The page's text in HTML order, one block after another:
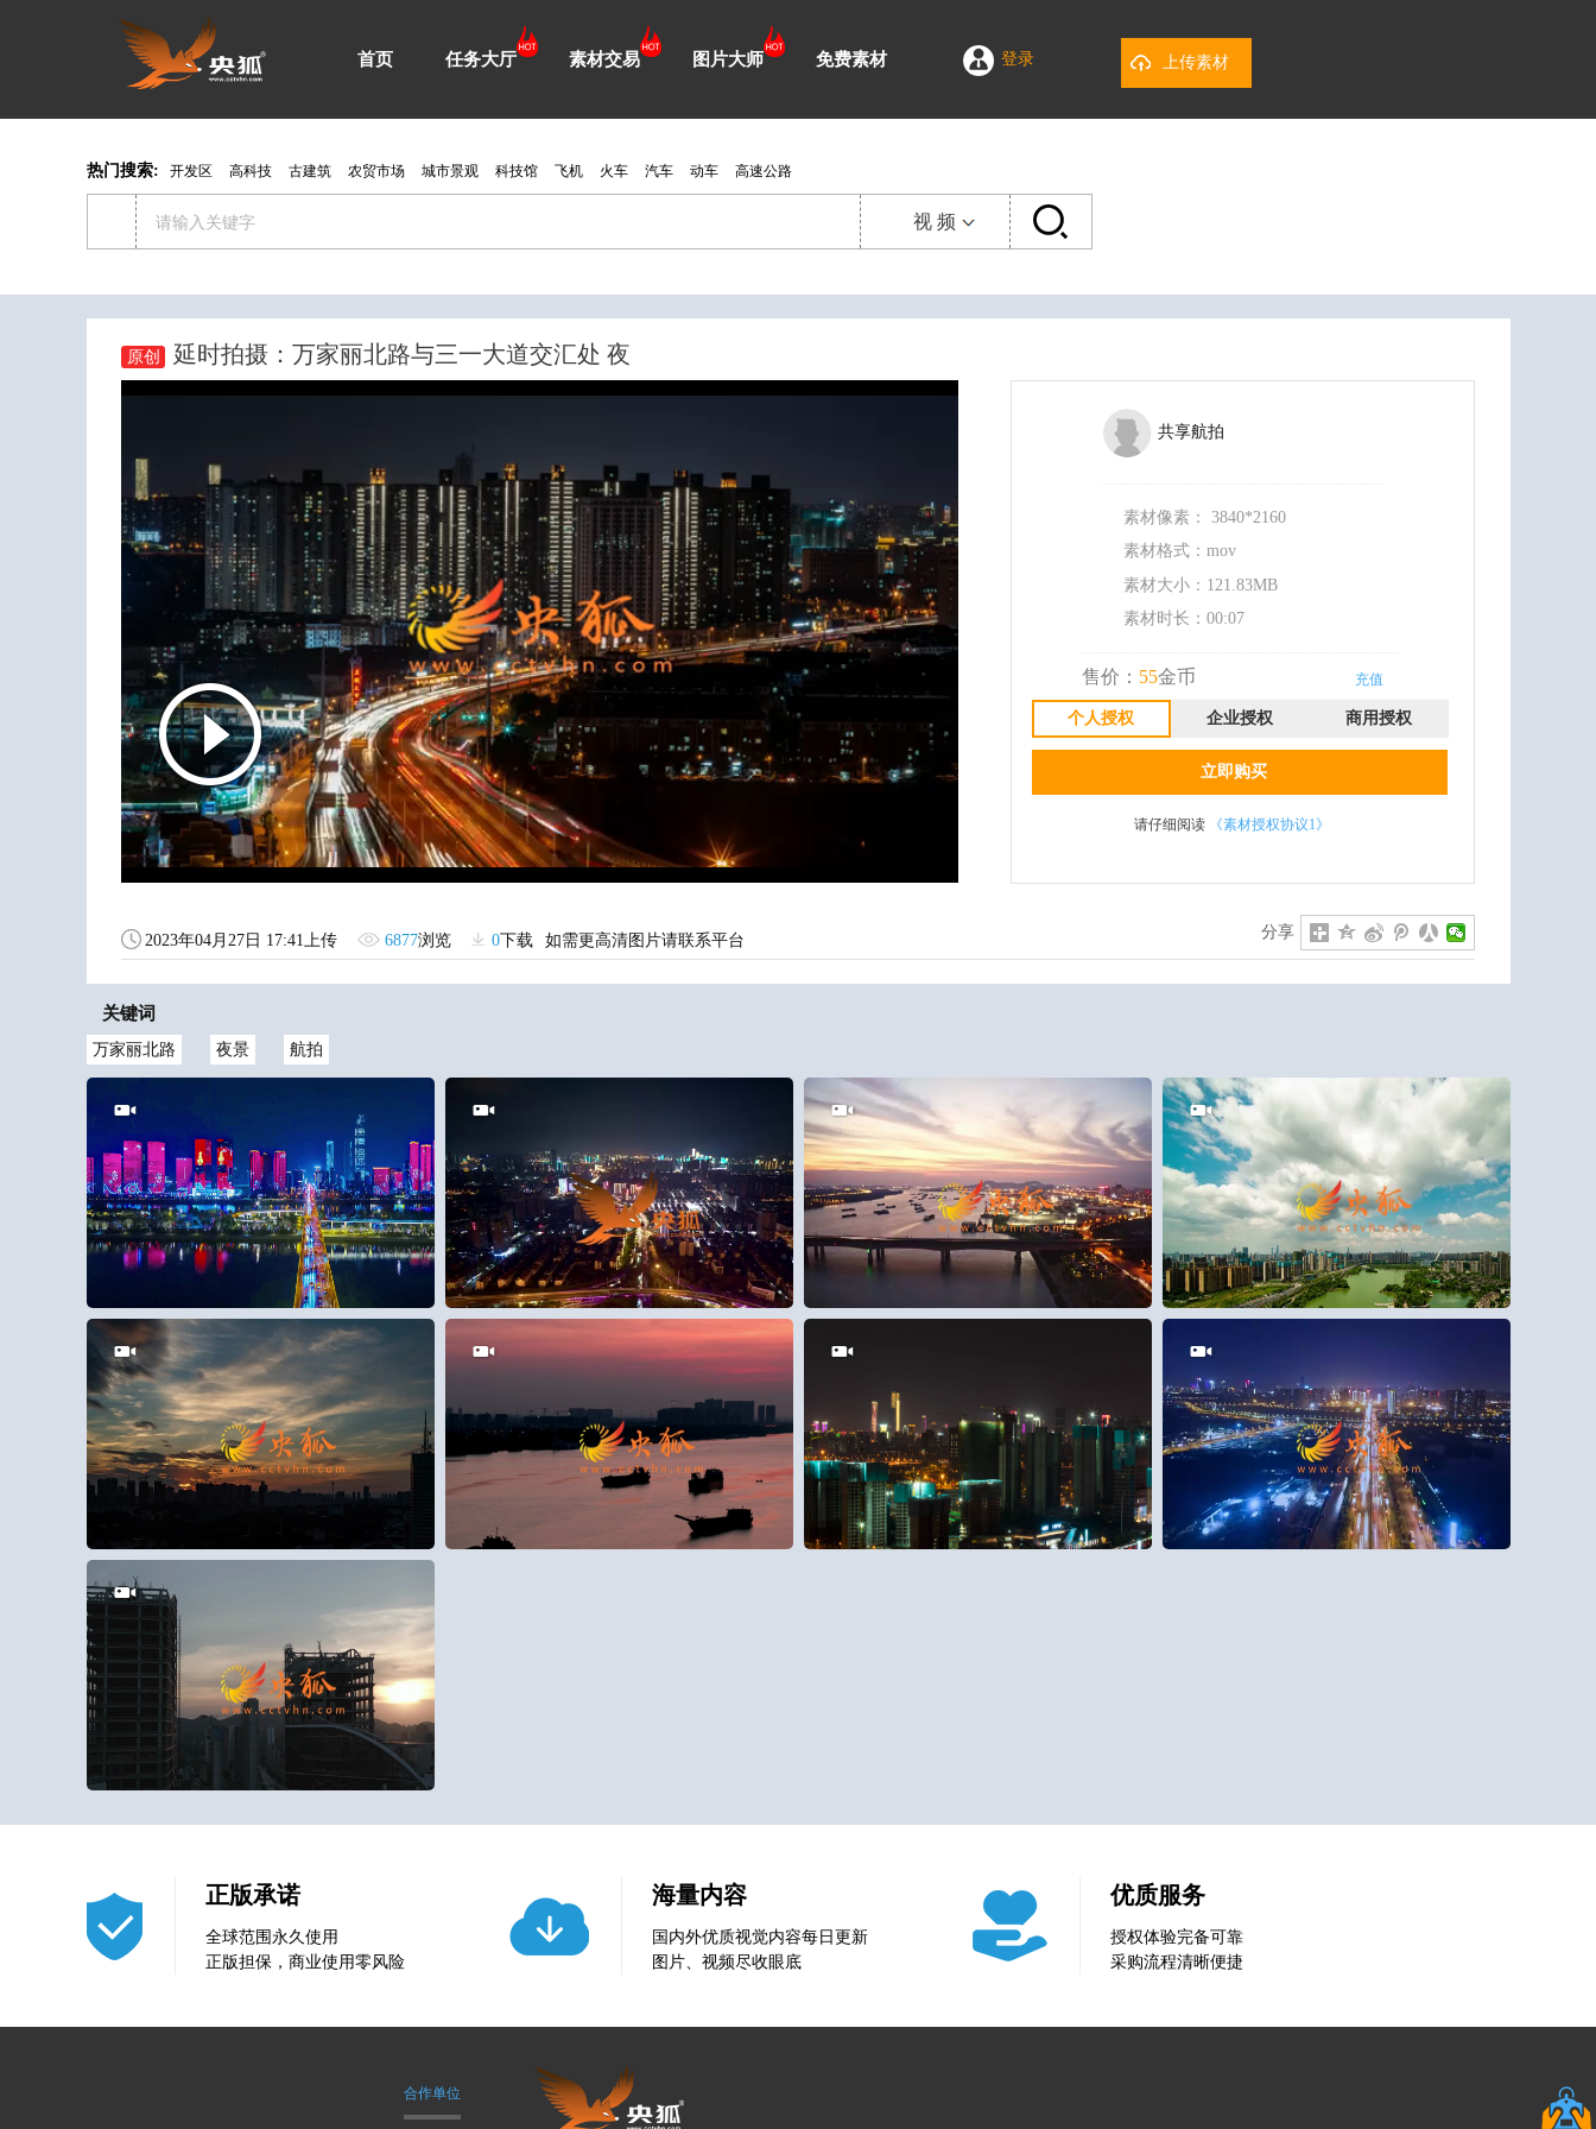
首页 任务大厅 素材交易 图片大师 免费素材 上传素材
登录
热门搜索: 开发区 高科技 古建筑 农贸市场 城市景观 科技馆 飞机 火车 汽车 动车 高速公路
视 频
延 时
原创 延时拍摄：万家丽北路与三一大道交汇处 夜
共享航拍
素材像素： 3840*2160
素材格式： mov
素材大小： 121.83MB
素材时长：00:07
售价： 55金币 充值
个人授权 企业授权 商用授权
立即购买
请仔细阅读 《素材授权协议1》
2023年04月27日 17:41上传 6877浏览 0下载 如需更高清图片请联系平台 分享
关键词
万家丽北路 夜景 航拍
5 0 25 0 28
0
2
0
9 15 0
正版承诺
全球范围永久使用
正版担保，商业使用零风险
海量内容
国内外优质视觉内容每日更新
图片、视频尽收眼底
优质服务
授权体验完备可靠
采购流程清晰便捷
合作单位